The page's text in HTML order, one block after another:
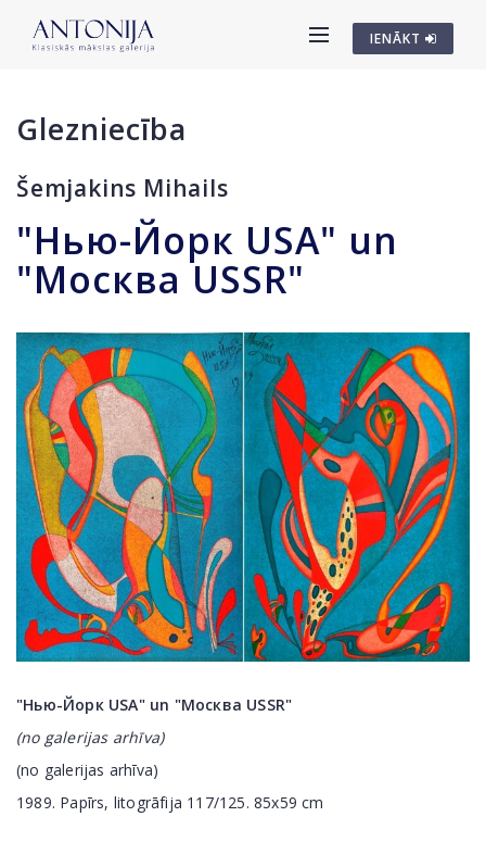
IENĀKT
Glezniecība
Šemjakins Mihails
"Нью-Йорк USA" un
"Москва USSR"
"Нью-Йорк USA" un "Москва USSR"
(no galerijas arhīva)
(no galerijas arhīva)
1989. Papīrs, litogrāfija 117/125. 85x59 cm